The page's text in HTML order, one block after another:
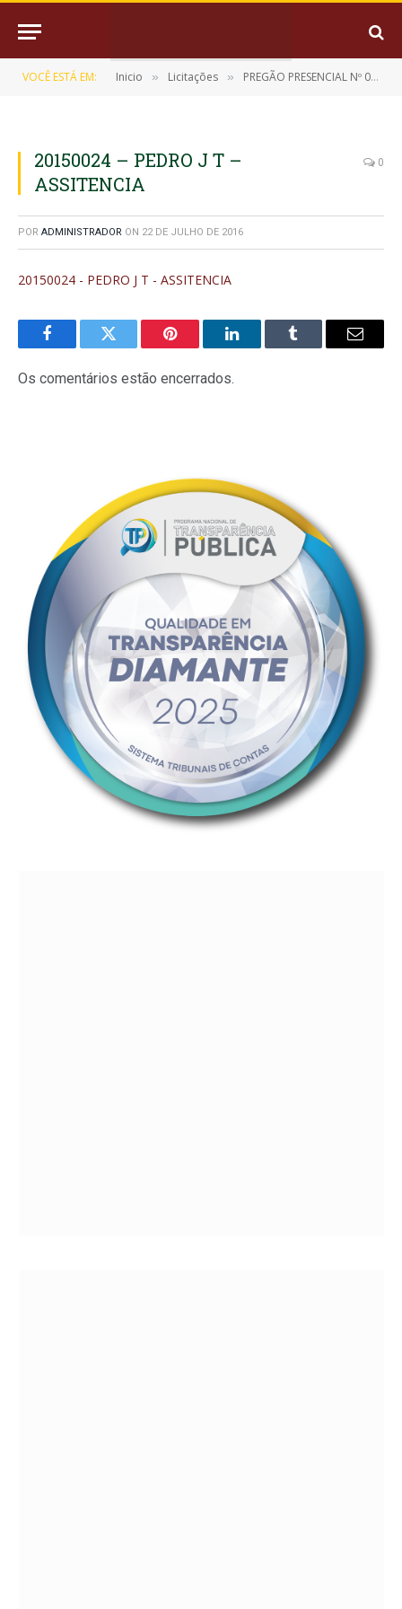
VOCÊ ESTÁ EM: Inicio » Licitações » PREGÃO PRESENCIAL Nº 008/2015-CPL/PMM
20150024 – PEDRO J T –
ASSITENCIA
0
POR ADMINISTRADOR ON 22 DE JULHO DE 2016
20150024 - PEDRO J T - ASSITENCIA
FacebookTwitter Pinterest LinkedInTumblr
E-
Os comentários estão encerrados.